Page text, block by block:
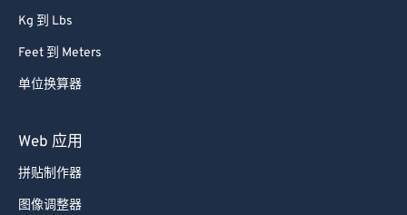
Kg 到 Lbs
Feet 到 Meters
单位换算器
Web 应用
拼贴制作器
图像调整器